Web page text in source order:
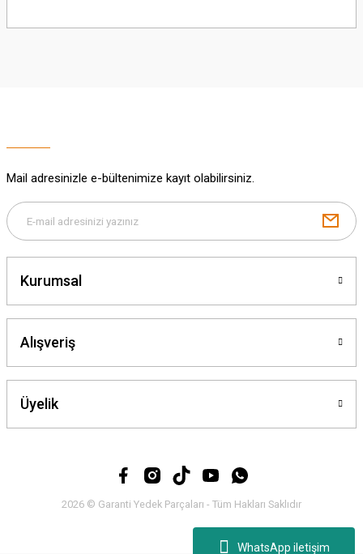
WhatsApp iletişim
Gönder
Mail adresinizle e-bültenimize kayıt olabilirsiniz.
Kurumsal
Alışveriş
Üyelik
2026 © Garanti Yedek Parçaları - Tüm Hakları Saklıdır